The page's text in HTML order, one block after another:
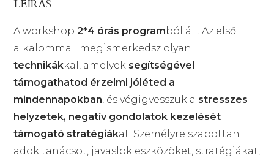
LEÍRÁS
A workshop2*4 órás programból áll. Az első
alkalommal megismerkedsz olyan
technikákkal, amelyek segítségével
támogathatod érzelmi jóléted a
mindennapokban, és végigvesszük a stresszes
helyzetek, negatív gondolatok kezelését
támogató stratégiákat. Személyre szabottan
adok tanácsot, javaslok eszközöket, stratégiákat,